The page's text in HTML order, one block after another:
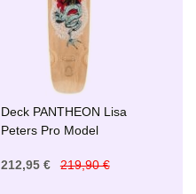
Deck PANTHEON Lisa
Peters Pro Model
212,95 € 219,90 €